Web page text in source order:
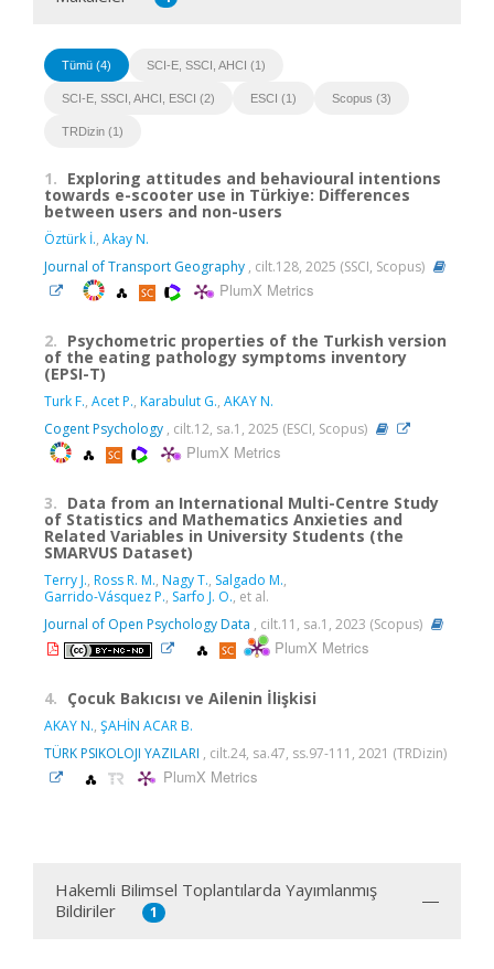
Tümü (4) SCI-E, SSCI, AHCI (1)
SCI-E, SSCI, AHCI, ESCI (2) ESCI (1) Scopus (3)
TRDizin (1)
1. Exploring attitudes and behavioural intentions
towards e-scooter use in Türkiye: Differences
between users and non-users
Öztürk İ., Akay N.
Journal of Transport Geography , cilt.128, 2025 (SSCI, Scopus)
PlumX Metrics
2. Psychometric properties of the Turkish version
of the eating pathology symptoms inventory
(EPSI-T)
Turk F., Acet P., Karabulut G., AKAY N.
Cogent Psychology , cilt.12, sa.1, 2025 (ESCI, Scopus)
PlumX Metrics
3. Data from an International Multi-Centre Study
of Statistics and Mathematics Anxieties and
Related Variables in University Students (the
SMARVUS Dataset)
Terry J., Ross R. M., Nagy T., Salgado M.,
Garrido-Vásquez P., Sarfo J. O., et al.
Journal of Open Psychology Data , cilt.11, sa.1, 2023 (Scopus)
PlumX Metrics
4. Çocuk Bakıcısı ve Ailenin İlişkisi
AKAY N., ŞAHİN ACAR B.
TÜRK PSIKOLOJI YAZILARI , cilt.24, sa.47, ss.97-111, 2021 (TRDizin)
PlumX Metrics
Hakemli Bilimsel Toplantılarda Yayımlanmış
Bildiriler
1